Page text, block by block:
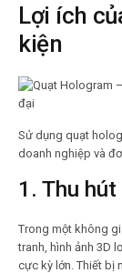
Lợi ích
kiện
Sử dụng quạt
doanh nghiệp và
1. Thu
Trong một không
tranh, hình ảnh 3D
cực kỳ lớn. Thiết bị